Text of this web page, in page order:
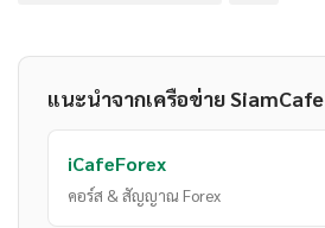
แนะนำจากเครือข่าย SiamCafe
iCafeForex
คอร์ส & สัญญาณ Forex